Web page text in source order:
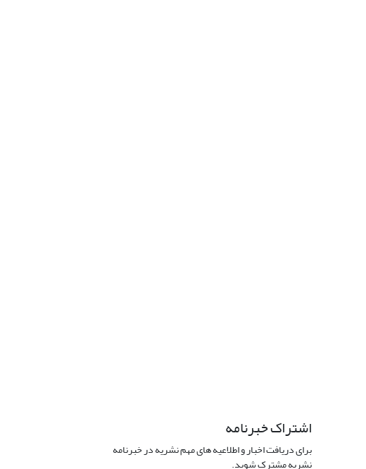
اشتراک خبرنامه
برای دریافت اخبار و اطلاعیه های مهم نشریه در خبرنامه
نشریه مشترک شوید.